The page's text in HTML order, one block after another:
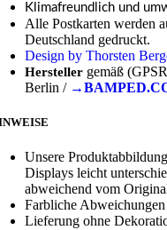
Klimafreundlich und
Alle Postkarten werden
Deutschland gedruckt.
Design by Thorsten
Hersteller gemäß
Berlin /
Unsere
Displays leicht
abweichend vom
Farbliche
Lieferung ohne